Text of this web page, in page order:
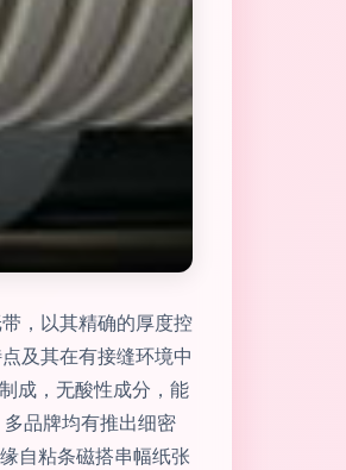
，以其精确的厚度控
及其在有接缝环境中
成，无酸性成分，能
品牌均有推出细密
自粘条磁搭串幅纸张